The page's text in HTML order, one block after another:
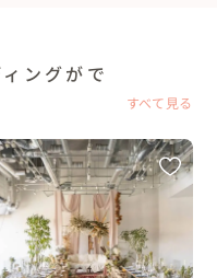
ングがで
すべて見る